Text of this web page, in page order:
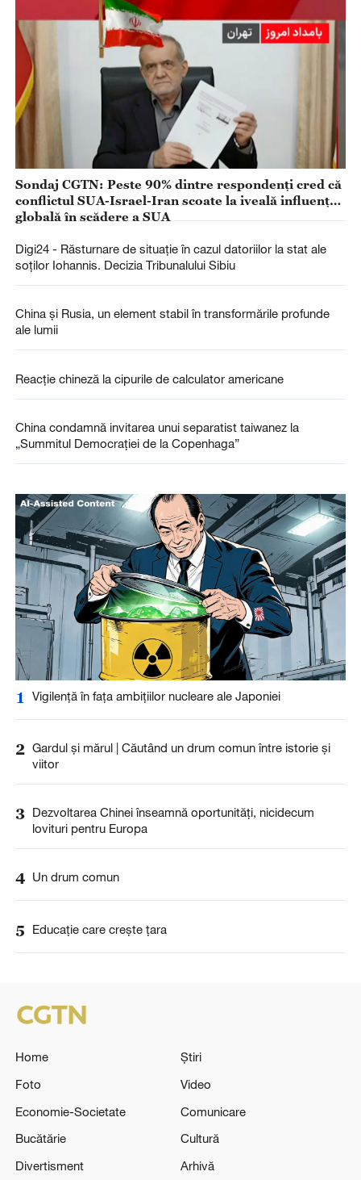
Sondaj CGTN: Peste 90% dintre respondenți cred că
conflictul SUA-Israel-Iran scoate la iveală influența
globală în scădere a SUA
Digi24 - Răsturnare de situație în cazul datoriilor la stat ale
soților Iohannis. Decizia Tribunalului Sibiu
China și Rusia, un element stabil în transformările profunde
ale lumii
Reacție chineză la cipurile de calculator americane
China condamnă invitarea unui separatist taiwanez la
„Summitul Democrației de la Copenhaga”
1 Vigilență în fața ambițiilor nucleare ale Japoniei
2 Gardul și mărul | Căutând un drum comun între istorie și
viitor
3 Dezvoltarea Chinei înseamnă oportunități, nicidecum
lovituri pentru Europa
4 Un drum comun
5 Educație care crește țara
Home
Știri
Foto
Video
Economie-Societate
Comunicare
Bucătărie
Cultură
Divertisment
Arhivă